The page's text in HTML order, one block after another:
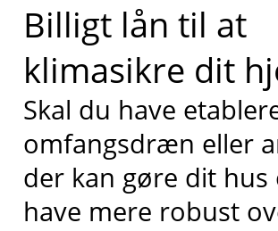
Billigt lån til at
klimasikre dit
Skal du have
omfangsdræn eller
der kan gøre dit hus
have mere robust